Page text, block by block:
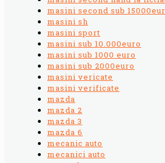
masini second sub
masini sh
masini sport
masini sub 10.000euro
masini sub 1000 euro
masini sub 2000euro
masini vericate
masini verificate
mazda
mazda 2
mazda 3
mazda 6
mecanic auto
mecanici auto